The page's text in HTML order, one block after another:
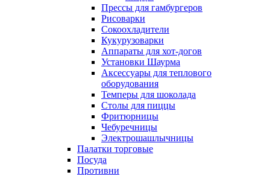
Прессы для гамбургеров
Рисоварки
Сокоохладители
Кукурузоварки
Аппараты для хот-догов
Установки Шаурма
Аксессуары для теплового
оборудования
Темперы для шоколада
Столы для пиццы
Фритюрницы
Чебуречницы
Электрошашлычницы
Палатки торговые
Посуда
Противни